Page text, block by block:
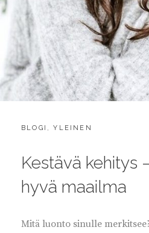
CATEGORIES:
BLOGI ,YLEINEN
Kestävä kehitys
hyvä maailma
Mitä luonto sinulle